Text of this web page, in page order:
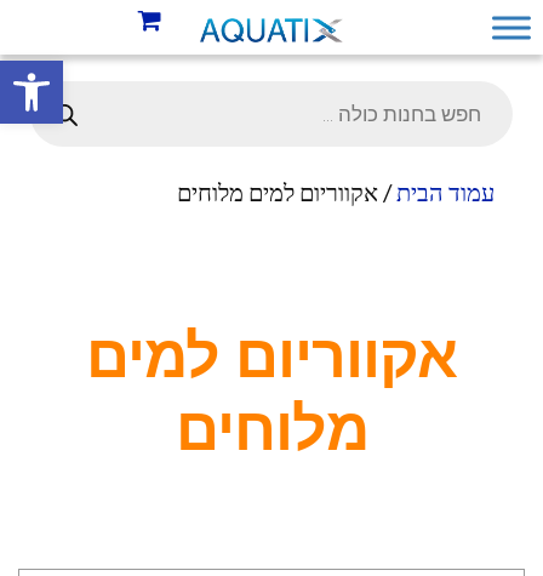
פתח
עמוד הבית/ אקווריום למים מלוחים
אקווריום למים
מלוחים